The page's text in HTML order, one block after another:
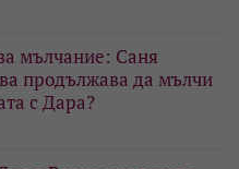
мълчание: Саня
продължава да мълчи
с Дара?